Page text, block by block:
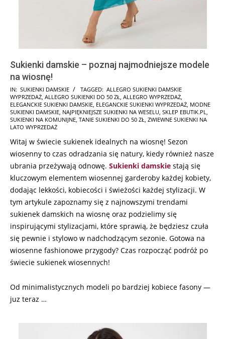
Sukienki damskie – poznaj najmodniejsze modele
na wiosnę!
2026-
03-
27
IN: SUKIENKI DAMSKIE TAGGED: ALLEGRO SUKIENKI DAMSKIE
WYPRZEDAŻ, ALLEGRO SUKIENKI DO 50 ZŁ, ALLEGRO WYPRZEDAŻ,
ELEGANCKIE SUKIENKI DAMSKIE, ELEGANCKIE SUKIENKI WYPRZEDAŻ, MODNE
SUKIENKI DAMSKIE, NAJPIĘKNIEJSZE SUKIENKI NA WESELU, SKLEP EBUTIK.PL,
SUKIENKI NA KOMUNIJNE, TANIE SUKIENKI DO 50 ZŁ, ZWIEWNE SUKIENKI NA
LATO WYPRZEDAŻ
Witaj w świecie sukienek idealnych na wiosnę! Sezon
wiosenny to czas odradzania się natury, kiedy również nasze
ubrania przeżywają odnowę. Sukienki damskie stają się
kluczowym elementem wiosennej garderoby każdej kobiety,
dodając lekkości, kobiecości i świeżości każdej stylizacji. W
tym artykule zapoznamy się z najnowszymi trendami
sukienek damskich na wiosnę oraz podzielimy się
inspirującymi stylizacjami, które sprawią, że będziesz czuła
się pewnie i stylowo w nadchodzącym sezonie. Gotowa na
wiosenne fashionowe przygody? Czas rozpocząć podróż po
świecie sukienek wiosennych!
Od minimalistycznych modeli po bardziej kobiece fasony —
juz teraz …